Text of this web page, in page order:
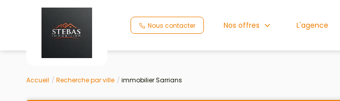
Nous contacter Nos offres L'agence
Accueil Recherche par ville immobilier Sarrians